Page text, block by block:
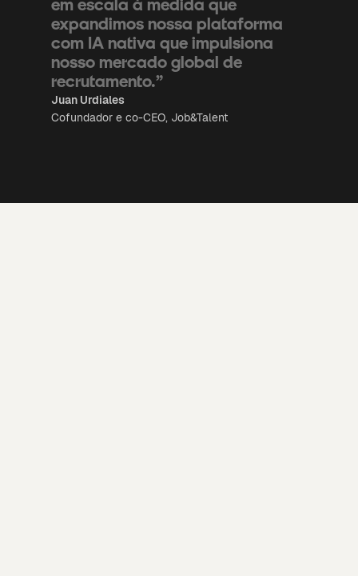
em escala à medida que
expandimos nossa plataforma
com IA nativa que impulsiona
nosso mercado global de
recrutamento.”
Juan Urdiales
Cofundador e co-CEO, Job&Talent